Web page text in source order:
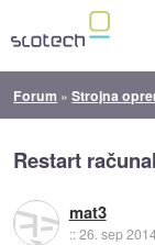
Forum »Strojna
Restart
mat3
::26. sep